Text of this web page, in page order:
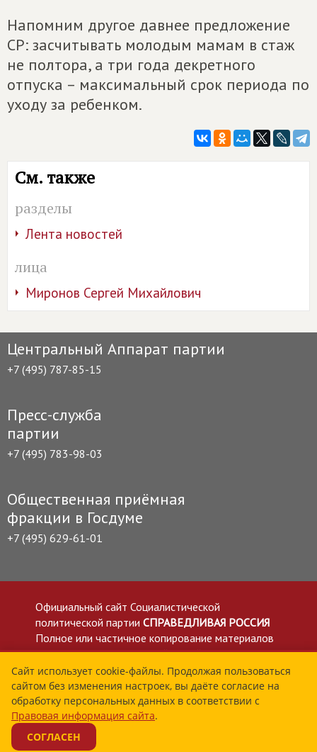
Напомним другое давнее предложение
СР: засчитывать молодым мамам в стаж
не полтора, а три года декретного
отпуска – максимальный срок периода по
уходу за ребенком.
См. также
разделы
Лента новостей
лица
Миронов Сергей Михайлович
Центральный Аппарат партии
+7 (495) 787-85-15
Пресс-служба
партии
+7 (495) 783-98-03
Общественная приёмная
фракции в Госдуме
+7 (495) 629-61-01
Официальный сайт Социалистической
политической партии СПРАВЕДЛИВАЯ РОССИЯ
Полное или частичное копирование материалов
приветствуется со ссылкой на сайт spravedlivo.ru
Политика в отношении обработки персональных
данных
Все материалы сайта spravedlivo.ru доступны по
лицензии Creative Commons Attribution 4.0 International
Сайт использует cookie-файлы. Продолжая пользоваться
сайтом без изменения настроек, вы даёте согласие на
обработку персональных данных в соответствии с
Правовая информация сайта.
СОГЛАСЕН